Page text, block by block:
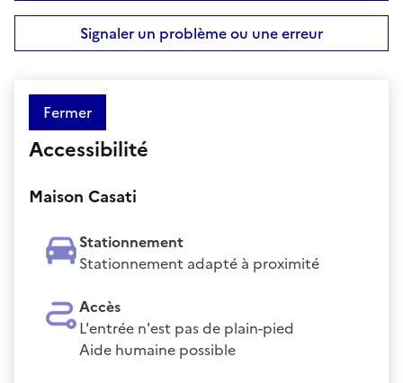
Signaler un problème ou une erreur
Fermer
Accessibilité
Maison Casati
Stationnement
Stationnement adapté à proximité
Accès
L'entrée n'est pas de plain-pied
Aide humaine possible